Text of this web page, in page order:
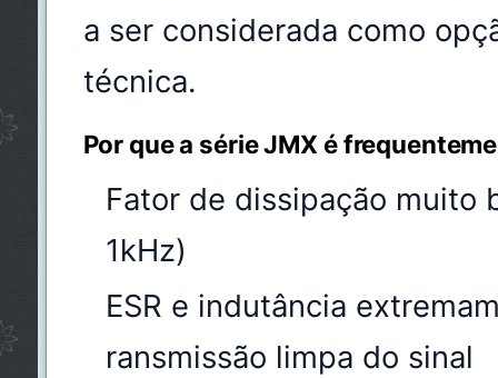
a ser considerada como
técnica.
Por que a série JMX é
Fator de dissipação muito
1kHz)
ESR e indutância
ransmissão limpa do sinal